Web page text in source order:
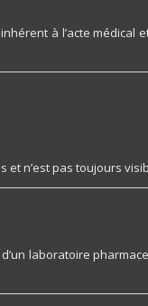
à l’acte médical
n’est pas toujours
laboratoire